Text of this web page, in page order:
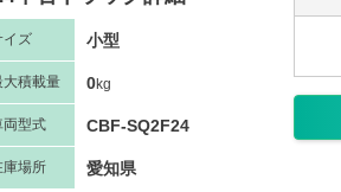
イズ 小型
大積載量 0kg
両型式 CBF-SQ2F24
庫場所 愛知県